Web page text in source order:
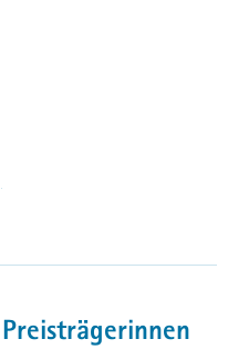
Preisträgerinnen